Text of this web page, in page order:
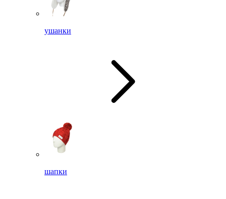
ушанки
шапки